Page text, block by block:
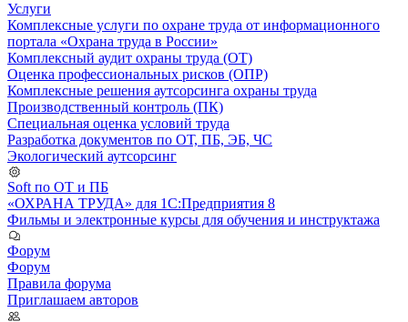
Услуги
Комплексные услуги по охране труда от информационного
портала «Охрана труда в России»
Комплексный аудит охраны труда (ОТ)
Оценка профессиональных рисков (ОПР)
Комплексные решения аутсорсинга охраны труда
Производственный контроль (ПК)
Специальная оценка условий труда
Разработка документов по ОТ, ПБ, ЭБ, ЧС
Экологический аутсорсинг
Soft по ОТ и ПБ
«ОХРАНА ТРУДА» для 1С:Предприятия 8
Фильмы и электронные курсы для обучения и инструктажа
Форум
Форум
Правила форума
Приглашаем авторов